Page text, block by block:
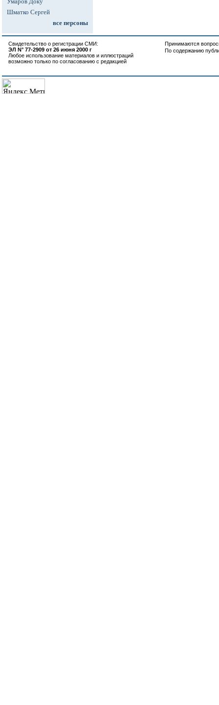
Шматко Сергей
все персоны
Свидетельство о регистрации СМИ:
ЭЛ N° 77-2909 от 26 июня 2000 г
Любое использование материалов и иллюстраций
возможно только по согласованию с редакцией
Принимаются
По содержанию